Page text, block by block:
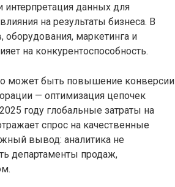
интерпретация данных для
на результаты бизнеса. В
маркетинга и
на конкурентоспособность.
может быть повышение конверсии
— оптимизация цепочек
году глобальные затраты на
спрос на качественные
вывод: аналитика не
департаменты продаж,